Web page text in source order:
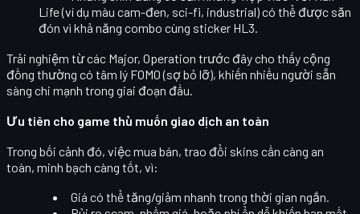
Life (ví dụ màu cam-đen, sci-fi, industrial) có thể được săn
đón vì khả năng combo cùng sticker HL3.
Trải nghiệm từ các Major, Operation trước đây cho thấy cộng
đồng thường có tâm lý FOMO (sợ bỏ lỡ), khiến nhiều người sẵn
sàng chi mạnh trong giai đoạn đầu.
Ưu tiên cho game thủ muốn giao dịch an toàn
Trong bối cảnh đó, việc mua bán, trao đổi skins cần càng an
toàn, minh bạch càng tốt, vì:
Giá có thể tăng/giảm nhanh trong thời gian ngắn.